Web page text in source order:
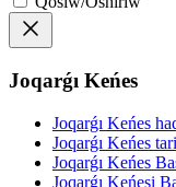
Joqarǵı Keńes
Joqarǵı Keńes
Joqarǵı Keńes
Joqarǵı Keńes
Joqarǵı Keńesi